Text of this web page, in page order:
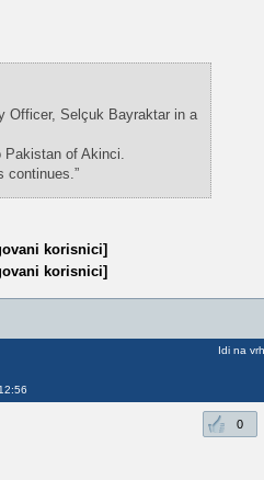
Officer, Selçuk Bayraktar in a
Pakistan of Akinci.
continues.”
korisnici]
korisnici]
Idi na vrh
0